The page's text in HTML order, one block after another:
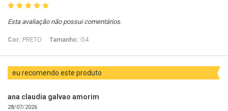
Esta avaliação não possui comentários.
Cor: PRETO Tamanho: G4
eu recomendo este produto
ana claudia galvao amorim
28/07/2026